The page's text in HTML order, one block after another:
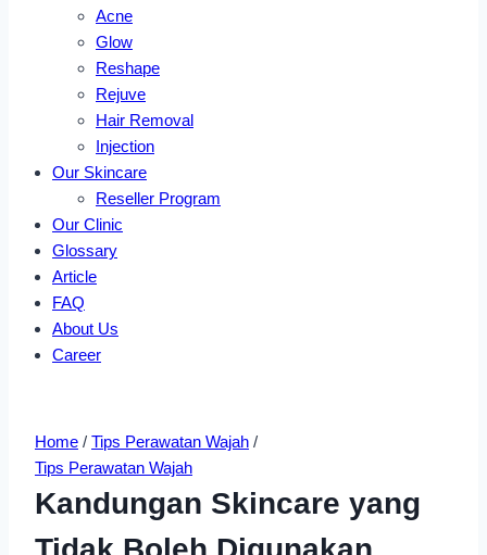
Acne
Glow
Reshape
Rejuve
Hair Removal
Injection
Our Skincare
Reseller Program
Our Clinic
Glossary
Article
FAQ
About Us
Career
Home / Tips Perawatan Wajah /
Tips Perawatan Wajah
Kandungan Skincare yang